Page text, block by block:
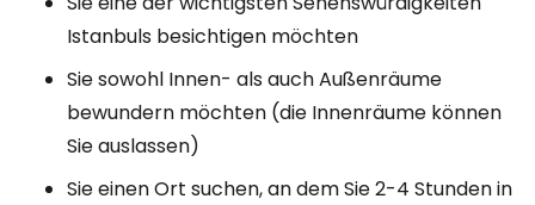
Istanbuls besichtigen möchten
Sie sowohl Innen- als auch Außenräume
bewundern möchten (die Innenräume können
Sie auslassen)
Sie einen Ort suchen, an dem Sie 2-4 Stunden in